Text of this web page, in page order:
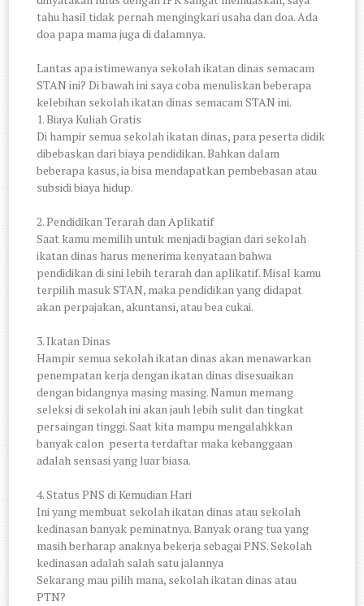
tahu hasil tidak pernah mengingkari usaha dan doa. Ada
doa papa mama juga di dalamnya.
Lantas apa istimewanya sekolah ikatan dinas semacam
STAN ini? Di bawah ini saya coba menuliskan beberapa
kelebihan sekolah ikatan dinas semacam STAN ini.
1. Biaya Kuliah Gratis
Di hampir semua sekolah ikatan dinas, para peserta didik
dibebaskan dari biaya pendidikan. Bahkan dalam
beberapa kasus, ia bisa mendapatkan pembebasan atau
subsidi biaya hidup.
2. Pendidikan Terarah dan Aplikatif
Saat kamu memilih untuk menjadi bagian dari sekolah
ikatan dinas harus menerima kenyataan bahwa
pendidikan di sini lebih terarah dan aplikatif. Misal kamu
terpilih masuk STAN, maka pendidikan yang didapat
akan perpajakan, akuntansi, atau bea cukai.
3. Ikatan Dinas
Hampir semua sekolah ikatan dinas akan menawarkan
penempatan kerja dengan ikatan dinas disesuaikan
dengan bidangnya masing masing. Namun memang
seleksi di sekolah ini akan jauh lebih sulit dan tingkat
persaingan tinggi. Saat kita mampu mengalahkkan
banyak calon peserta terdaftar maka kebanggaan
adalah sensasi yang luar biasa.
4. Status PNS di Kemudian Hari
Ini yang membuat sekolah ikatan dinas atau sekolah
kedinasan banyak peminatnya. Banyak orang tua yang
masih berharap anaknya bekerja sebagai PNS. Sekolah
kedinasan adalah salah satu jalannya
Sekarang mau pilih mana, sekolah ikatan dinas atau
PTN?